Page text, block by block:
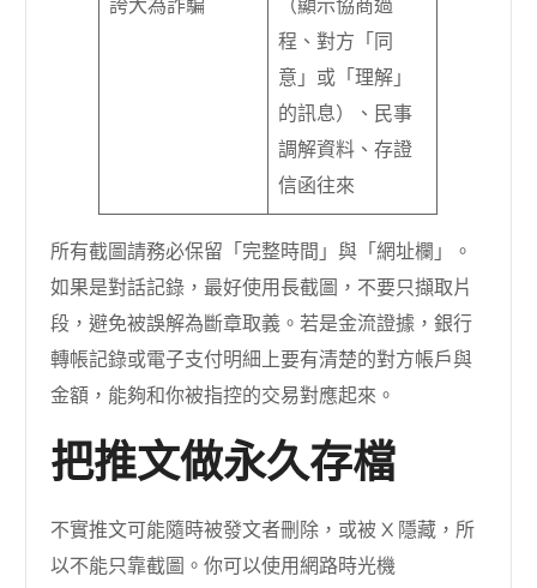
誇大為詐騙
（顯示協商過
程、對方「同
意」或「理解」
的訊息）、民事
調解資料、存證
信函往來
所有截圖請務必保留「完整時間」與「網址欄」。
如果是對話記錄，最好使用長截圖，不要只擷取片
段，避免被誤解為斷章取義。若是金流證據，銀行
轉帳記錄或電子支付明細上要有清楚的對方帳戶與
金額，能夠和你被指控的交易對應起來。
把推文做永久存檔
不實推文可能隨時被發文者刪除，或被 X 隱藏，所
以不能只靠截圖。你可以使用網路時光機